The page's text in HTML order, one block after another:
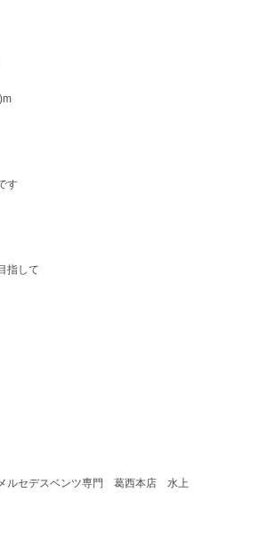
す
指して
ルセデスベンツ専門 葛西本店 水上